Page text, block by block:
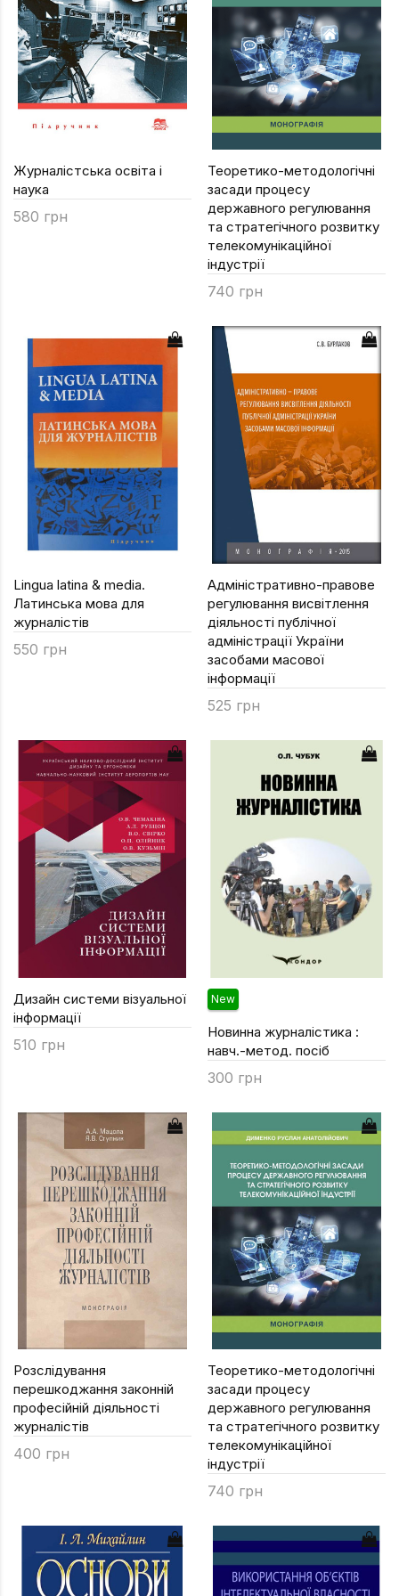
Підручники
Право
Психологія
Радіофізика
Соціологія
Фізика
Хімія
Музично-
Техніка та
Дизайн
Сільське
Журналістська освіта і
наука
580 грн
Теоретико-методологічні
засади процесу
державного регулювання
та стратегічного розвитку
телекомунікаційної
індустрії
740 грн
Lingua latina & media.
Латинська мова для
журналістів
550 грн
Адміністративно-правове
регулювання висвітлення
діяльності публічної
адміністрації України
засобами масової
інформації
525 грн
Дизайн системи візуальної
інформації
510 грн
New
Новинна журналістика :
навч.-метод. посіб
300 грн
Розслідування
перешкоджання законній
професійній діяльності
журналістів
400 грн
Теоретико-методологічні
засади процесу
державного регулювання
та стратегічного розвитку
телекомунікаційної
індустрії
740 грн